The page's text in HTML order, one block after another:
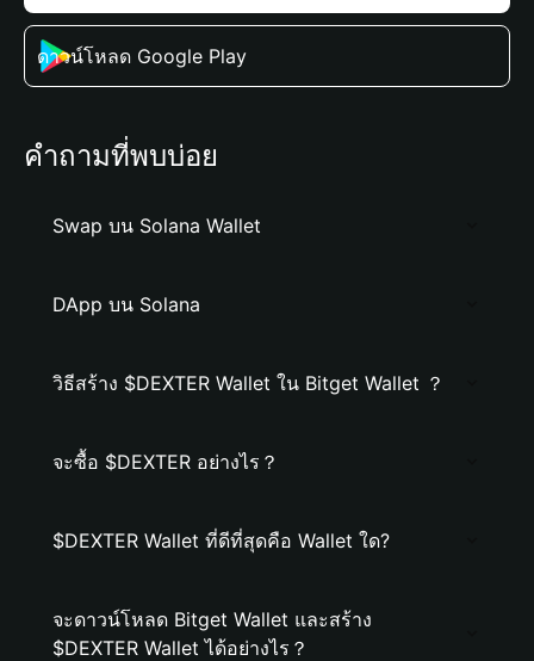
ดาวน์โหลด Google Play
คำถามที่พบบ่อย
Swap บน Solana Wallet
DApp บน Solana
วิธีสร้าง $DEXTER Wallet ใน Bitget Wallet ？
จะซื้อ $DEXTER อย่างไร？
$DEXTER Wallet ที่ดีที่สุดคือ Wallet ใด?
จะดาวน์โหลด Bitget Wallet และสร้าง
$DEXTER Wallet ได้อย่างไร？